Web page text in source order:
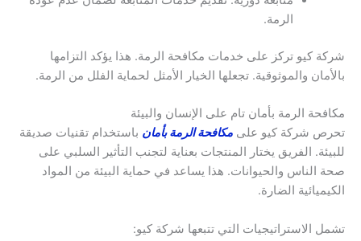
الرمة.
شركة كيو تركز على خدمات مكافحة الرمة. هذا يؤكد التزامها
بالأمان والموثوقية. تجعلها الخيار الأمثل لحماية الفلل من الرمة.
مكافحة الرمة بأمان تام على الإنسان والبيئة
تحرص شركة كيو على مكافحة الرمة بأمان باستخدام تقنيات صديقة
للبيئة. الفريق يختار المنتجات بعناية لتجنب التأثير السلبي على
صحة الناس والحيوانات. هذا يساعد في حماية البيئة من المواد
الكيميائية الضارة.
تشمل الاستراتيجيات التي تتبعها شركة كيو: